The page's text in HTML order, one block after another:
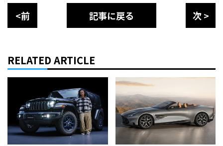
<前 記事に戻る 次 >
RELATED ARTICLE